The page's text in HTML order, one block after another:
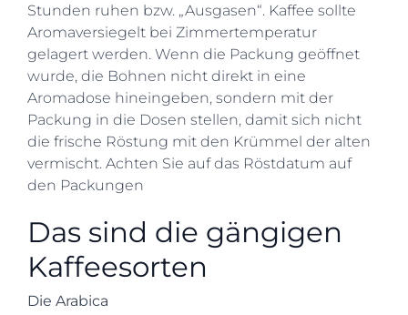
Stunden ruhen bzw. „Ausgasen“. Kaffee sollte
Aromaversiegelt bei Zimmertemperatur
gelagert werden. Wenn die Packung geöffnet
wurde, die Bohnen nicht direkt in eine
Aromadose hineingeben, sondern mit der
Packung in die Dosen stellen, damit sich nicht
die frische Röstung mit den Krümmel der alten
vermischt. Achten Sie auf das Röstdatum auf
den Packungen
Das sind die gängigen
Kaffeesorten
Die Arabica